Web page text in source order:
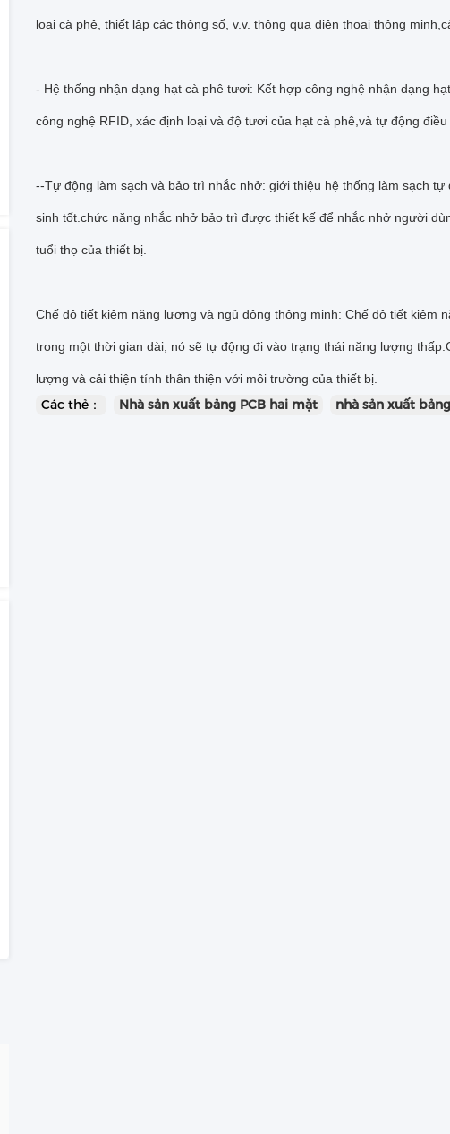
loại cà phê, thiết lập các thông số, v.v. thông qua điện thoại thông
- Hệ thống nhận dạng hạt cà phê tươi: Kết hợp công nghệ nhận dạng
công nghệ RFID, xác định loại và độ tươi của hạt cà phê,và tự động
--Tự động làm sạch và bảo trì nhắc nhở: giới thiệu hệ thống làm sạch
sinh tốt.chức năng nhắc nhở bảo trì được thiết kế để nhắc nhở người
tuổi thọ của thiết bị.
Chế độ tiết kiệm năng lượng và ngủ đông thông minh: Chế độ tiết
trong một thời gian dài, nó sẽ tự động đi vào trạng thái năng lượng
lượng và cải thiện tính thân thiện với môi trường của thiết bị.
Các thẻ： Nhà sản xuất bảng PCB hai mặt nhà sản xuất